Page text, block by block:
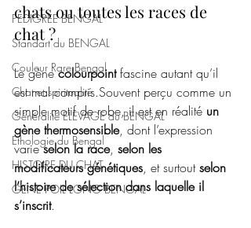
PEDIGREE BENGAL
Standart du BENGAL
Couleur Rare Bengal
Chat et spiritualité
Généralité ELEVAGE du BENGAL
Ethologie du Bengal
HISTOIRE DU CHAT
GENE POIL LONG BENGAL
chats ou toutes les races de
chat ?
Le gène colourpoint fascine autant qu’il
est mal compris.Souvent perçu comme un
simple motif de robe, il est en réalité un
gène thermosensible, dont l’expression
varie selon la race, selon les
modificateurs génétiques, et surtout selon
l’histoire de sélection dans laquelle il
s’inscrit.